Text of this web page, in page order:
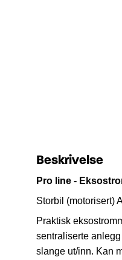
Beskrivelse
Pro line -
Storbil (motorisert)
Praktisk
sentraliserte
slange ut/inn. Kan